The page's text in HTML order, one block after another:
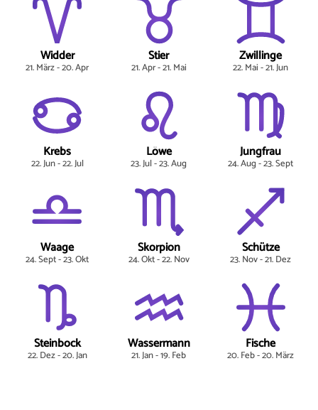
Widder
21. März - 20. Apr
Stier
21. Apr - 21. Mai
Zwillinge
22. Mai - 21. Jun
Krebs
22. Jun - 22. Jul
Löwe
23. Jul - 23. Aug
Jungfrau
24. Aug - 23. Sept
Waage
24. Sept - 23. Okt
Skorpion
24. Okt - 22. Nov
Schütze
23. Nov - 21. Dez
Steinbock
22. Dez - 20. Jan
Wassermann
21. Jan - 19. Feb
Fische
20. Feb - 20. März